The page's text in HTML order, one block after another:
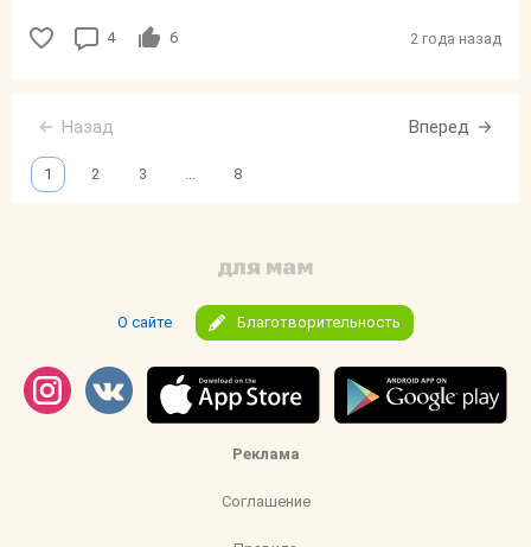
4 6 2 года назад
Назад Вперед
1 2 3 8
О сайте Благотворительность
Реклама
Соглашение